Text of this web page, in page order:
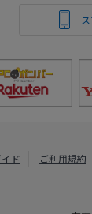
ド ご利用規約